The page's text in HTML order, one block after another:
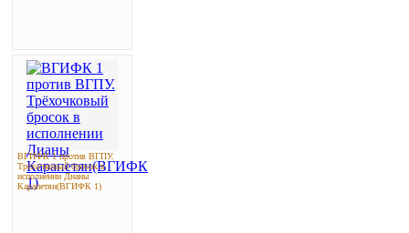
ВГИФК 1 против ВГПУ.
Трёхочковый бросок в
исполнении Дианы
Карапетян(ВГИФК 1)